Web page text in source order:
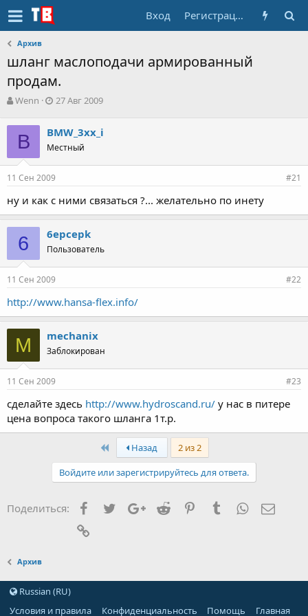
Вход Регистрация
Архив
шланг маслоподачи армированный
продам.
А
т
о
р
т
е
ы
Wenn
Д
а
н
ч
л
27 Авг 2009
B BMW_3xx_i
Местный
11 Сен 2009 #21
ну и как с ними связаться ?... желательно по инету
6 6epcepk
Пользователь
11 Сен 2009 #22
http://www.hansa-flex.info/
M mechanix
Заблокирован
11 Сен 2009 #23
сделайте здесь http://www.hydroscand.ru/ у нас в питере
цена вопроса такого шланга 1т.р.
First Назад
2 из 2
Войдите или зарегистрируйтесь для ответа.
Поделиться: FacebookTwitterGoogle+
Reddit PinterestTumblrWhatsApp
Архив
Russian (RU)
Условия и правила
Конфиденциальность Помощь Главная